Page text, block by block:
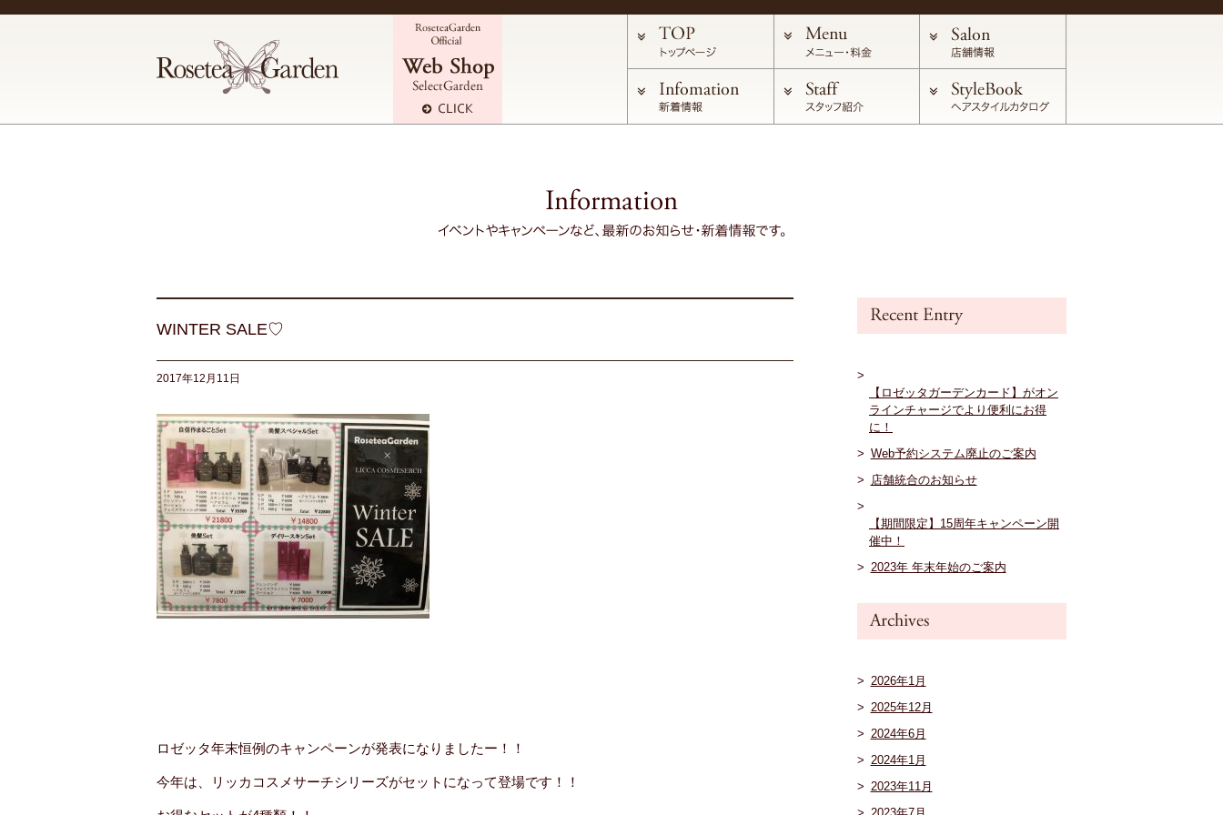
WINTER SALE♡
2017年12月11日
ロゼッタ年末恒例のキャンペーンが発表になりましたー！！
今年は、リッカコスメサーチシリーズがセットになって登場です！！
【ロゼッタガーデンカード】がオン
ラインチャージでより便利にお得
に！
Web予約システム廃止のご案内
店舗統合のお知らせ
【期間限定】15周年キャンペーン開
催中！
2023年 年末年始のご案内
2026年1月
2025年12月
2024年6月
2024年1月
2023年11月